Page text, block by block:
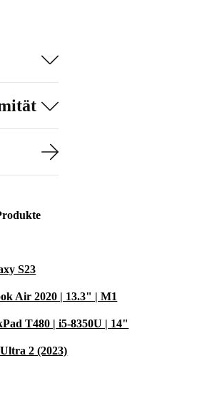
S23
Air 2020 | 13.3" | M1
T480 | i5-8350U | 14"
2 (2023)